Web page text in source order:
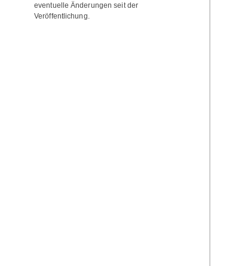
eventuelle Änderungen seit der
Veröffentlichung.